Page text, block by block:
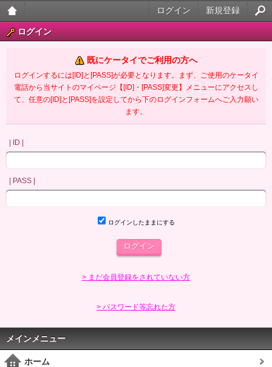
大人
ータ
イ官
新規登録
ログイン
ログイン
既にケータイでご利用の方へ
ログインするには[ID]と[PASS]が必要となります。まず、ご使用のケータイ
電話から当サイトのマイページ【[ID]・[PASS]変更】メニューにアクセスし
て、任意の[ID]と[PASS]を設定してから下のログインフォームへご入力願い
ます。
| ID |
| PASS |
ログインしたままにする
> まだ会員登録をされていない方
> パスワード等忘れた方
メインメニュー
ホーム